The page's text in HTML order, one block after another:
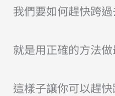
我們要如何趕快跨
就是用正確的方法
這樣子讓你可以趕